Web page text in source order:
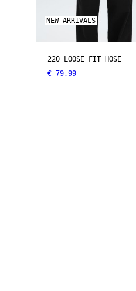
NEW ARRIVALS
220 LOOSE FIT HOSE
€ 79,99